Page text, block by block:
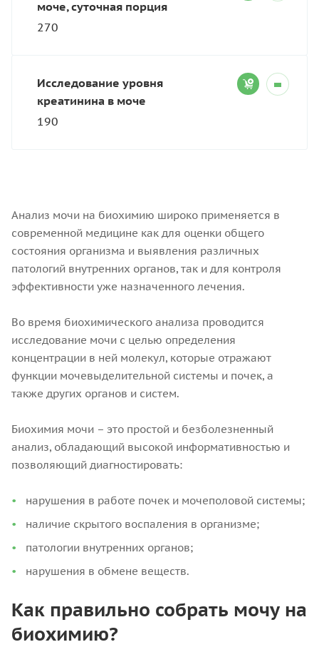
моче, суточная порция
270
Исследование уровня
креатинина в моче
190
Анализ мочи на биохимию широко применяется в
современной медицине как для оценки общего
состояния организма и выявления различных
патологий внутренних органов, так и для контроля
эффективности уже назначенного лечения.
Во время биохимического анализа проводится
исследование мочи с целью определения
концентрации в ней молекул, которые отражают
функции мочевыделительной системы и почек, а
также других органов и систем.
Биохимия мочи – это простой и безболезненный
анализ, обладающий высокой информативностью и
позволяющий диагностировать:
нарушения в работе почек и мочеполовой системы;
наличие скрытого воспаления в организме;
патологии внутренних органов;
нарушения в обмене веществ.
Как правильно собрать мочу на
биохимию?